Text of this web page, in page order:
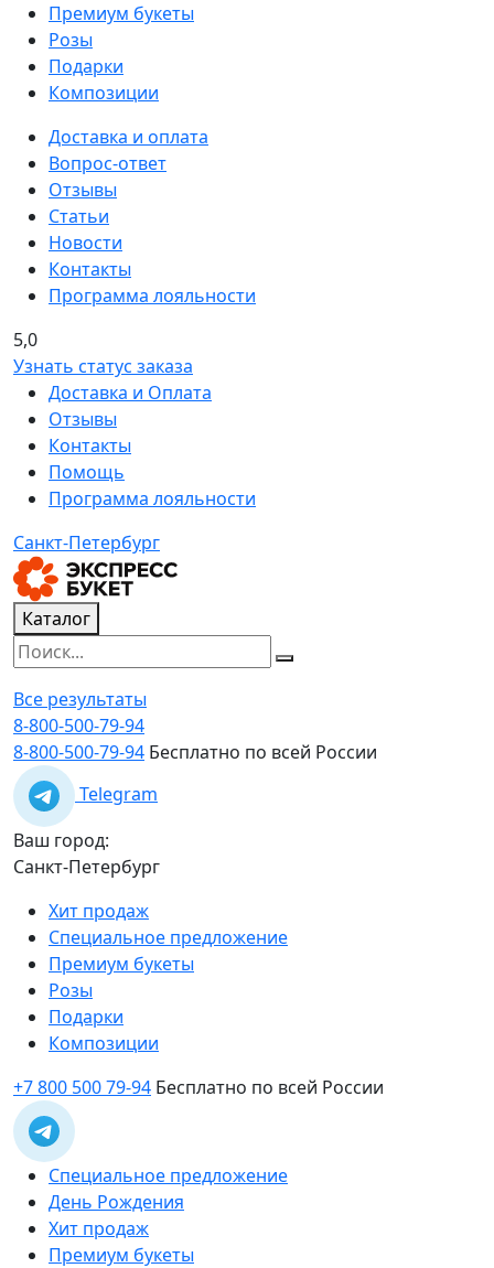
Премиум букеты
Розы
Подарки
Композиции
Доставка и оплата
Вопрос-ответ
Отзывы
Статьи
Новости
Контакты
Программа лояльности
5,0
Узнать статус заказа
Доставка и Оплата
Отзывы
Контакты
Помощь
Программа лояльности
Санкт-Петербург
Каталог
Все результаты
8-800-500-79-94
8-800-500-79-94 Бесплатно по всей России
Telegram
Ваш город:
Санкт-Петербург
Хит продаж
Специальное предложение
Премиум букеты
Розы
Подарки
Композиции
+7 800 500 79-94 Бесплатно по всей России
Специальное предложение
День Рождения
Хит продаж
Премиум букеты